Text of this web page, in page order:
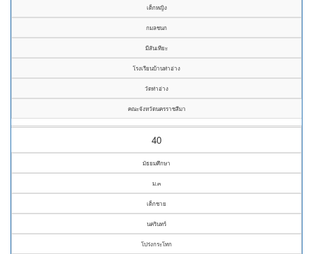
เด็กหญิง
กมลชนก
มีสันเทียะ
โรงเรียนบ้านท่าอ่าง
วัดท่าอ่าง
คณะจังหวัดนครราชสีมา
40
มัธยมศึกษา
ม.๓
เด็กชาย
นครินทร์
โปร่งกระโทก